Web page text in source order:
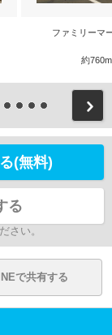
ファミリーマ
約
(無料)
る
さい。
で共有する